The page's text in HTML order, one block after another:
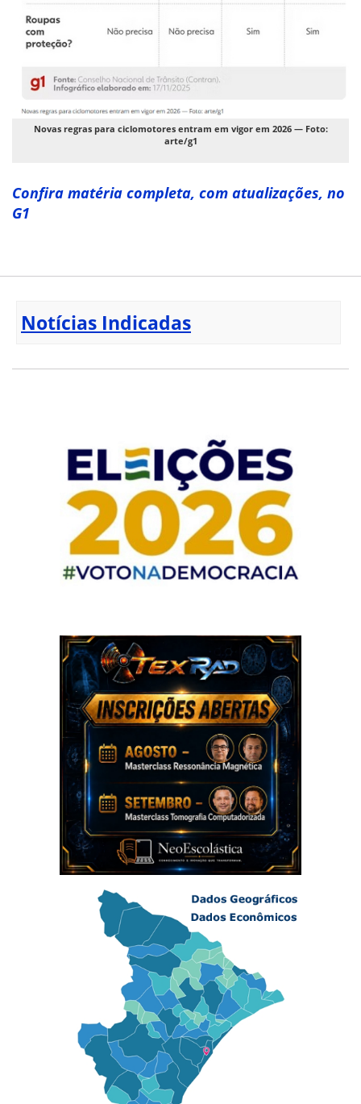
Novas regras para ciclomotores entram em vigor em 2026 — Foto:
arte/g1
Confira matéria completa, com atualizações, no
G1
Notícias Indicadas